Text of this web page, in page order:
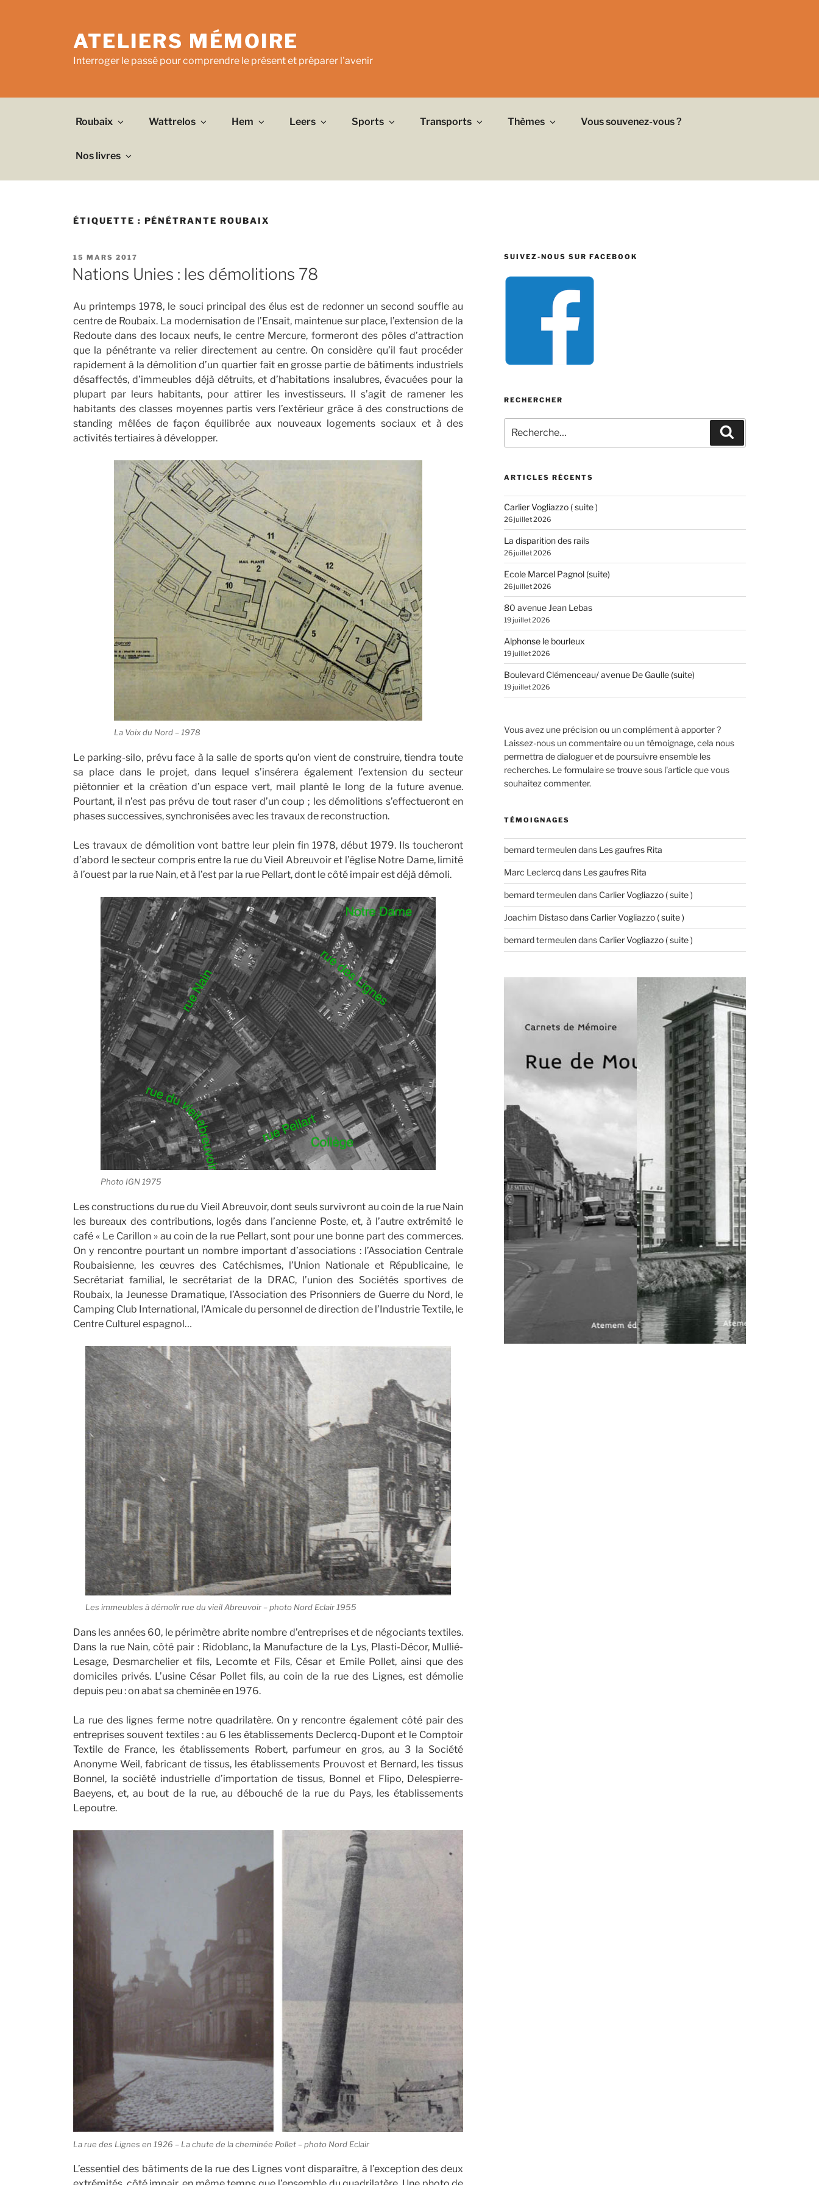
ATELIERS MÉMOIRE
Interroger le passé pour comprendre le présent et préparer l'avenir
Roubaix Wattrelos Hem Leers Sports Transports Thèmes Vous souvenez-vous ?
Nos livres
ÉTIQUETTE : PÉNÉTRANTE ROUBAIX
PUBLIÉ
LE
15 MARS 2017
Nations Unies : les démolitions 78
Au printemps 1978, le souci principal des élus est de redonner un second souffle au
centre de Roubaix. La modernisation de l’Ensait, maintenue sur place, l’extension de la
Redoute dans des locaux neufs, le centre Mercure, formeront des pôles d’attraction
que la pénétrante va relier directement au centre. On considère qu’il faut procéder
rapidement à la démolition d’un quartier fait en grosse partie de bâtiments industriels
désaffectés, d’immeubles déjà détruits, et d’habitations insalubres, évacuées pour la
plupart par leurs habitants, pour attirer les investisseurs. Il s’agit de ramener les
habitants des classes moyennes partis vers l’extérieur grâce à des constructions de
standing mêlées de façon équilibrée aux nouveaux logements sociaux et à des
activités tertiaires à développer.
La Voix du Nord – 1978
Le parking-silo, prévu face à la salle de sports qu’on vient de construire, tiendra toute
sa place dans le projet, dans lequel s’insérera également l’extension du secteur
piétonnier et la création d’un espace vert, mail planté le long de la future avenue.
Pourtant, il n’est pas prévu de tout raser d’un coup ; les démolitions s’effectueront en
phases successives, synchronisées avec les travaux de reconstruction.
Les travaux de démolition vont battre leur plein fin 1978, début 1979. Ils toucheront
d’abord le secteur compris entre la rue du Vieil Abreuvoir et l’église Notre Dame, limité
à l’ouest par la rue Nain, et à l’est par la rue Pellart, dont le côté impair est déjà démoli.
Photo IGN 1975
Les constructions du rue du Vieil Abreuvoir, dont seuls survivront au coin de la rue Nain
les bureaux des contributions, logés dans l’ancienne Poste, et, à l’autre extrémité le
café « Le Carillon » au coin de la rue Pellart, sont pour une bonne part des commerces.
On y rencontre pourtant un nombre important d’associations : l’Association Centrale
Roubaisienne, les œuvres des Catéchismes, l’Union Nationale et Républicaine, le
Secrétariat familial, le secrétariat de la DRAC, l’union des Sociétés sportives de
Roubaix, la Jeunesse Dramatique, l’Association des Prisonniers de Guerre du Nord, le
Camping Club International, l’Amicale du personnel de direction de l’Industrie Textile, le
Centre Culturel espagnol…
Les immeubles à démolir rue du vieil Abreuvoir – photo Nord Eclair 1955
Dans les années 60, le périmètre abrite nombre d’entreprises et de négociants textiles.
Dans la rue Nain, côté pair : Ridoblanc, la Manufacture de la Lys, Plasti-Décor, Mullié-
Lesage, Desmarchelier et fils, Lecomte et Fils, César et Emile Pollet, ainsi que des
domiciles privés. L’usine César Pollet fils, au coin de la rue des Lignes, est démolie
depuis peu : on abat sa cheminée en 1976.
La rue des lignes ferme notre quadrilatère. On y rencontre également côté pair des
entreprises souvent textiles : au 6 les établissements Declercq-Dupont et le Comptoir
Textile de France, les établissements Robert, parfumeur en gros, au 3 la Société
Anonyme Weil, fabricant de tissus, les établissements Prouvost et Bernard, les tissus
Bonnel, la société industrielle d’importation de tissus, Bonnel et Flipo, Delespierre-
Baeyens, et, au bout de la rue, au débouché de la rue du Pays, les établissements
Lepoutre.
La rue des Lignes en 1926 – La chute de la cheminée Pollet – photo Nord Eclair
L’essentiel des bâtiments de la rue des Lignes vont disparaître, à l’exception des deux
SUIVEZ-NOUS SUR FACEBOOK
RECHERCHER
pour
:
ARTICLES RÉCENTS
Carlier Vogliazzo ( suite )
26 juillet 2026
La disparition des rails
26 juillet 2026
Ecole Marcel Pagnol (suite)
26 juillet 2026
80 avenue Jean Lebas
19 juillet 2026
Alphonse le bourleux
19 juillet 2026
Boulevard Clémenceau/ avenue De Gaulle (suite)
19 juillet 2026
Vous avez une précision ou un complément à apporter ?
Laissez-nous un commentaire ou un témoignage, cela nous
permettra de dialoguer et de poursuivre ensemble les
recherches. Le formulaire se trouve sous l'article que vous
souhaitez commenter.
TÉMOIGNAGES
bernard termeulendans Les gaufres Rita
Marc Leclercqdans Les gaufres Rita
bernard termeulendans Carlier Vogliazzo ( suite )
Joachim Distasodans Carlier Vogliazzo ( suite )
bernard termeulendans Carlier Vogliazzo ( suite )